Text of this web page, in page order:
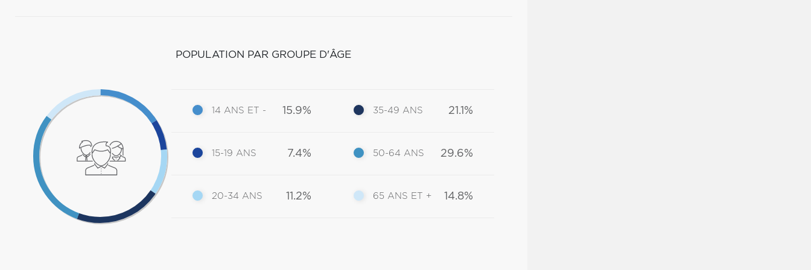
POPULATION PAR GROUPE D'ÂGE
14 ANS ET - 15.9%
15-19 ANS 7.4%
20-34 ANS 11.2%
35-49 ANS 21.1%
50-64 ANS 29.6%
65 ANS ET + 14.8%